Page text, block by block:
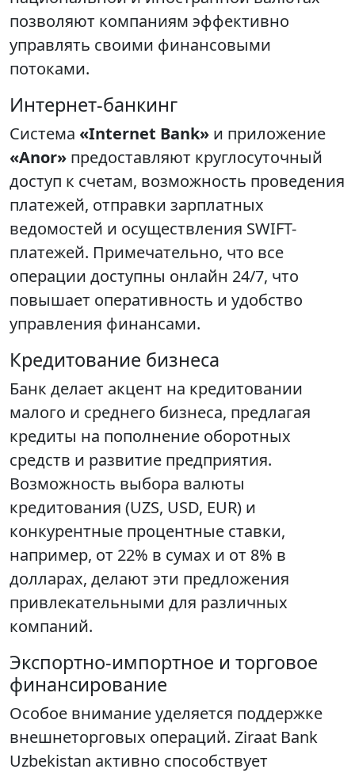
позволяют компаниям эффективно
управлять своими финансовыми
потоками.
Интернет-банкинг
Система «Internet Bank» и приложение
«Anor» предоставляют круглосуточный
доступ к счетам, возможность проведения
платежей, отправки зарплатных
ведомостей и осуществления SWIFT-
платежей. Примечательно, что все
операции доступны онлайн 24/7, что
повышает оперативность и удобство
управления финансами.
Кредитование бизнеса
Банк делает акцент на кредитовании
малого и среднего бизнеса, предлагая
кредиты на пополнение оборотных
средств и развитие предприятия.
Возможность выбора валюты
кредитования (UZS, USD, EUR) и
конкурентные процентные ставки,
например, от 22% в сумах и от 8% в
долларах, делают эти предложения
привлекательными для различных
компаний.
Экспортно-импортное и торговое
финансирование
Особое внимание уделяется поддержке
внешнеторговых операций. Ziraat Bank
Uzbekistan активно способствует